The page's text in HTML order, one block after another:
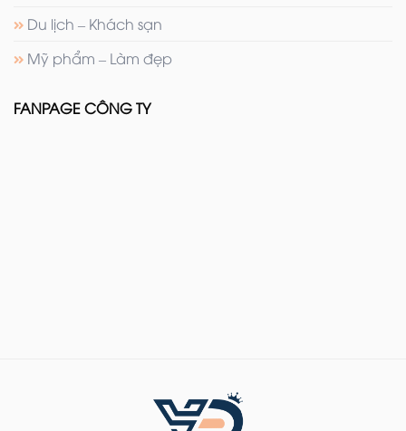
Du lịch – Khách sạn
Mỹ phẩm – Làm đẹp
FANPAGE CÔNG TY